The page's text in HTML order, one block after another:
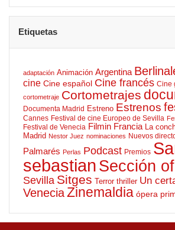
Etiquetas
adaptación Animación Argentina
cine Cine español Cine francés Cine
cortometraje Cortometrajes
Documenta Madrid Estreno Estrenos
Cannes Festival de cine Europeo de Sevilla
Festival de Venecia Filmin Francia La
Madrid Nestor Juez nominaciones Nuevos
Palmarés Perlas Podcast Premios
sebastianSección
Sevilla Sitges Terror thriller Un
VeneciaZinemaldia ópera